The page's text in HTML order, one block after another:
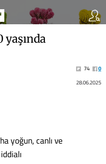
yaşında
74
0
28.06.2025
yoğun, canlı ve